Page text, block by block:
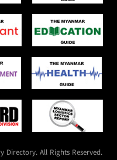
All Rights Reserved.